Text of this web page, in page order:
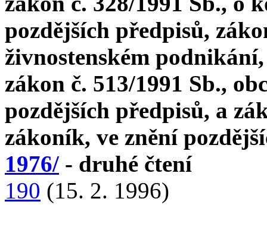
pozdějších předpisů,
živnostenském
zákon č. 513/1991 Sb.,
pozdějších předpisů, a
zákoník, ve znění
1976/ - druhé čtení
190 (15. 2. 1996)